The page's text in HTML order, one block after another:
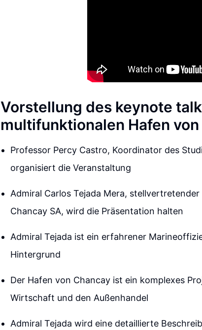
Vorstellung des keynote
multifunktionalen Hafen von
Professor Percy Castro, Koordinator des
organisiert die Veranstaltung
Admiral Carlos Tejada Mera,
Chancay SA, wird die Präsentation halten
Admiral Tejada ist ein erfahrener
Hintergrund
Der Hafen von Chancay ist ein komplexes
Wirtschaft und den Außenhandel
Admiral Tejada wird eine detaillierte